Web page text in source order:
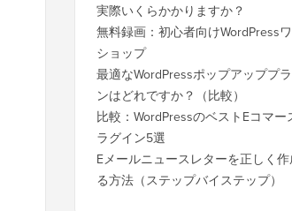
実際いくらかかりますか？
無料録画：初心者向けWordPress
ショップ
最適なWordPressポップアッププ
ンはどれですか？（比較）
比較：WordPressのベストEコマー
ラグイン5選
Eメールニュースレターを正しく
る方法（ステップバイステップ）